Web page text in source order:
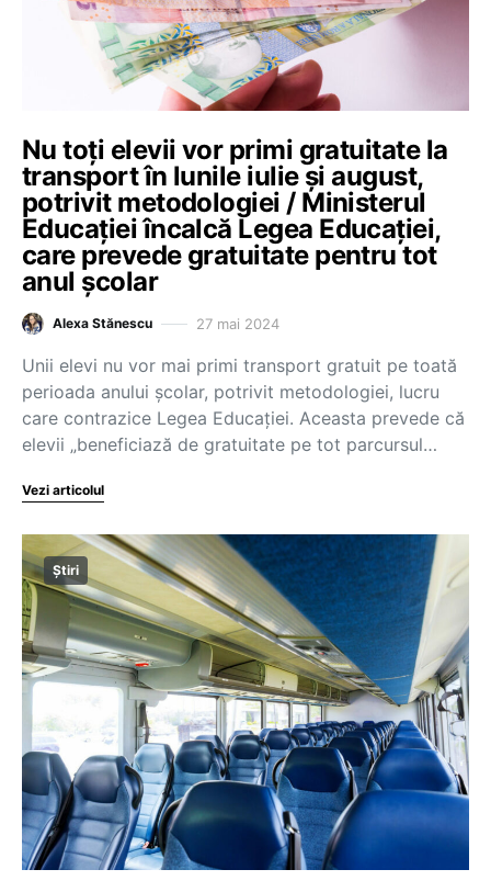
Nu toți elevii vor primi gratuitate la
transport în lunile iulie și august,
potrivit metodologiei / Ministerul
Educației încalcă Legea Educației,
care prevede gratuitate pentru tot
anul școlar
Alexa Stănescu 27 mai 2024
Unii elevi nu vor mai primi transport gratuit pe toată
perioada anului școlar, potrivit metodologiei, lucru
care contrazice Legea Educației. Aceasta prevede că
elevii „beneficiază de gratuitate pe tot parcursul…
Vezi articolul
Știri